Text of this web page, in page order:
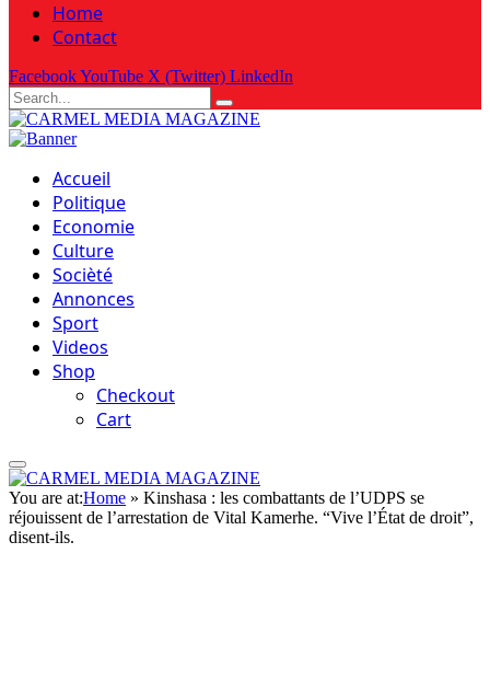
Home
Contact
FacebookYouTube X (Twitter) LinkedIn
Accueil
Politique
Economie
Culture
Socièté
Annonces
Sport
Videos
Shop
Checkout
Cart
You are at:Home » Kinshasa : les combattants de l’UDPS se
réjouissent de l’arrestation de Vital Kamerhe. “Vive l’État de droit”,
disent-ils.